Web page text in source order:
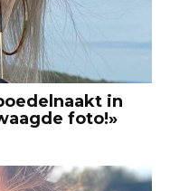
in
foto!»